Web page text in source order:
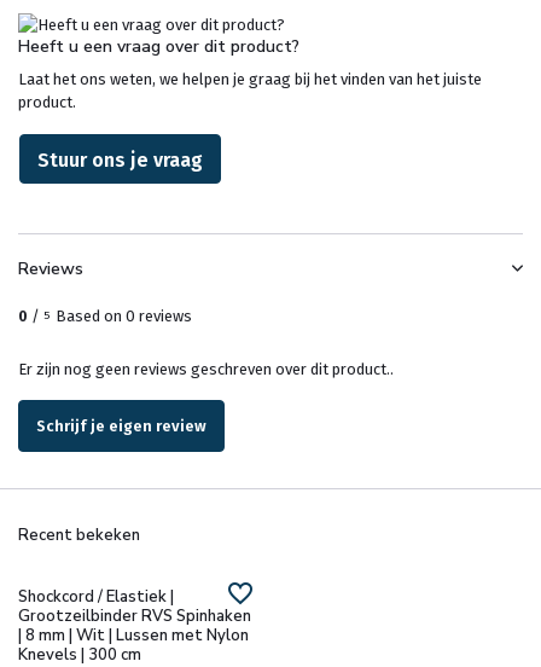
Heeft u een vraag over dit product?
Laat het ons weten, we helpen je graag bij het vinden van het juiste
product.
Stuur ons je vraag
Reviews
0 / 5 Based on 0 reviews
Er zijn nog geen reviews geschreven over dit product..
Schrijf je eigen review
Recent bekeken
Shockcord / Elastiek |
Grootzeilbinder RVS Spinhaken
| 8 mm | Wit | Lussen met Nylon
Knevels | 300 cm